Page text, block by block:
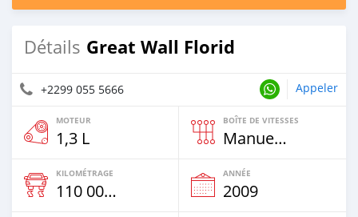
Détails Great Wall Florid
+2299 055 5666 Appeler
MOTEUR
1,3 L
BOÎTE DE VITESSES
Manuelle
KILOMÉTRAGE
110 000 Km
ANNÉE
2009